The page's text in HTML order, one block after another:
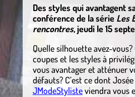
Des styles qui avantagent
conférence de la série Les
rencontres, jeudi le 15
Quelle silhouette avez-vous?
coupes et les styles à
vous avantager et atténuer
défauts? C’est ce dont
JModeStylisteviendra vous